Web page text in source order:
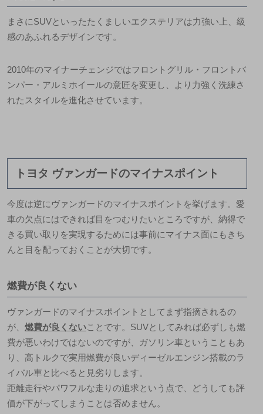
まさにSUVといったたくましいエクステリアは力強い上、級
感のあふれるデザインです。
2010年のマイナーチェンジではフロントグリル・フロントバ
ンパー・アルミホイールの意匠を変更し、より力強く洗練さ
れたスタイルを進化させています。
トヨタ ヴァンガードのマイナスポイント
今度は逆にヴァンガードのマイナスポイントを挙げます。愛
車の欠点にはできれば目をつむりたいところですが、納得で
きる買い取りを実現するためには事前にマイナス面にもきち
んと目を配っておくことが大切です。
燃費が良くない
ヴァンガードのマイナスポイントとしてまず指摘されるの
が、 燃費が良くないことです。SUVとしてみれば必ずしも燃
費が悪いわけではないのですが、ガソリン車ということもあ
り、高トルクで実用燃費が良いディーゼルエンジン搭載のラ
イバル車と比べると見劣りします。
距離走行やパワフルな走りの追求という点で、どうしても評
価が下がってしまうことは否めません。